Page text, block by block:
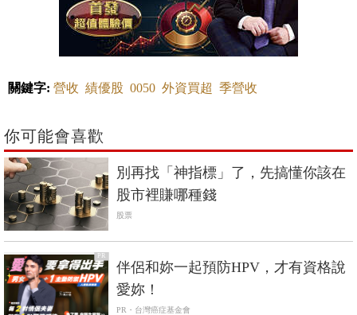
關鍵字: 營收 績優股 0050 外資買超 季營收
你可能會喜歡
別再找「神指標」了，先搞懂你該在
股市裡賺哪種錢
股票
PR
伴侶和妳一起預防HPV，才有資格說
愛妳！
PR・台灣癌症基金會